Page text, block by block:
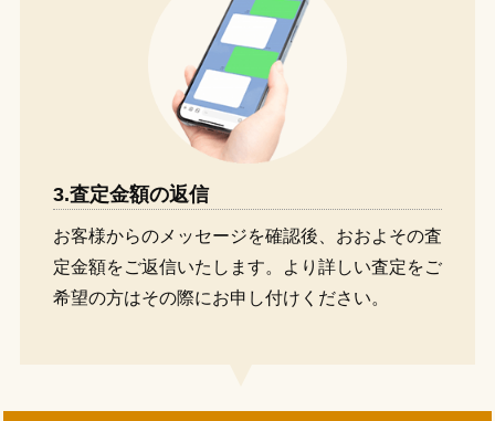
3.査定金額の返信
お客様からのメッセージを確認後、おおよその査
定金額をご返信いたします。より詳しい査定をご
希望の方はその際にお申し付けください。